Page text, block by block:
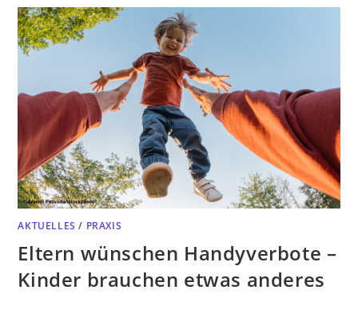
AKTUELLES / PRAXIS
Eltern wünschen Handyverbote –
Kinder brauchen etwas anderes